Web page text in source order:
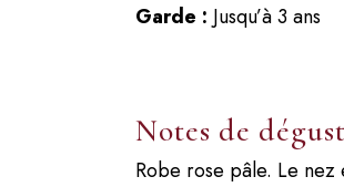
Garde : Jusqu’à 3 ans
Notes de
Robe rose pâle. Le